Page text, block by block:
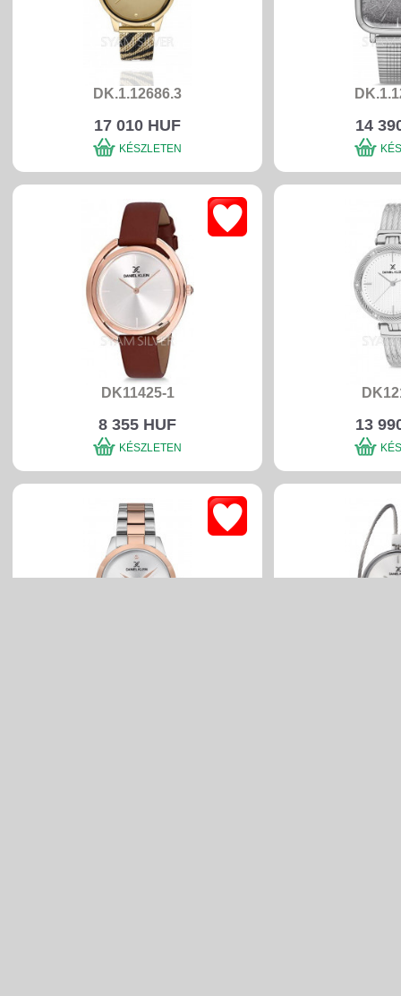
DK.1.12686.3
17 010 HUF
KÉSZLETEN
14
DK11425-1
8 355 HUF
KÉSZLETEN
13